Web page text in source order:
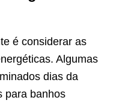
é considerar as
Algumas
dias da
para banhos